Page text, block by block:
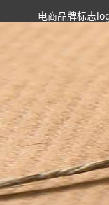
电商品牌标志